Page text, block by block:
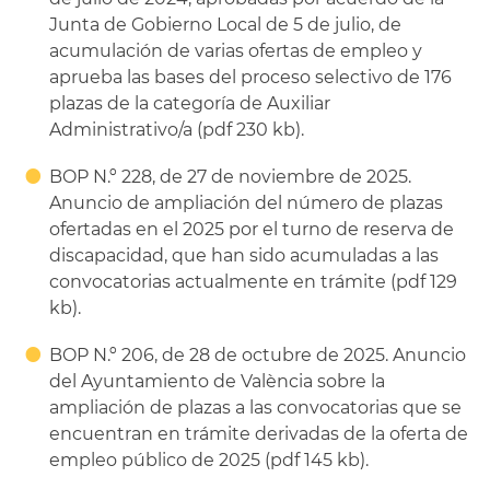
Junta de Gobierno Local de 5 de julio, de
acumulación de varias ofertas de empleo y
aprueba las bases del proceso selectivo de 176
plazas de la categoría de Auxiliar
Administrativo/a (pdf 230 kb).
BOP N.º 228, de 27 de noviembre de 2025.
Anuncio de ampliación del número de plazas
ofertadas en el 2025 por el turno de reserva de
discapacidad, que han sido acumuladas a las
convocatorias actualmente en trámite (pdf 129
kb).
BOP N.º 206, de 28 de octubre de 2025. Anuncio
del Ayuntamiento de València sobre la
ampliación de plazas a las convocatorias que se
encuentran en trámite derivadas de la oferta de
empleo público de 2025 (pdf 145 kb).